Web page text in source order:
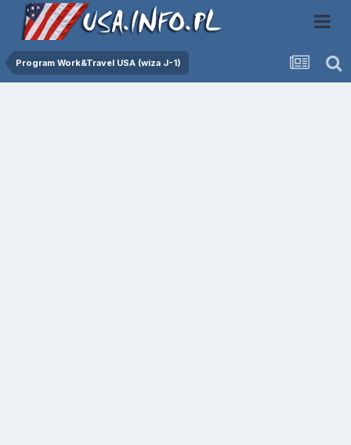
Program Work&Travel USA (wiza J-1)